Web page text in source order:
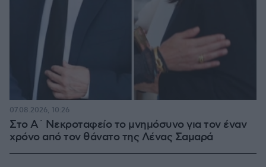
Στο Α΄ Νεκροταφείο το μνημόσυνο για τον έναν
χρόνο από τον θάνατο της Λένας Σαμαρά
07.08.2026, 10:26